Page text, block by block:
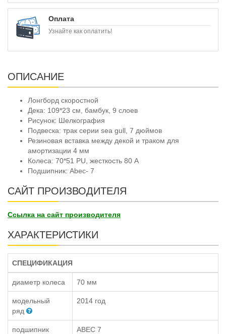
Оплата
Узнайте как оплатить!
ОПИСАНИЕ
Лонгборд скоростной
Дека: 109*23 см, бамбук, 9 слоев
Рисунок: Шелкография
Подвеска: трак серии sea gull, 7 дюймов
Резиновая вставка между декой и траком для
амортизации 4 мм
Колеса: 70*51 PU, жесткость 80 А
Подшипник: Abec- 7
САЙТ ПРОИЗВОДИТЕЛЯ
Ссылка на сайт производителя
ХАРАКТЕРИСТИКИ
СПЕЦИФИКАЦИЯ
диаметр колеса 70 мм
модельный
ряд
2014 год
подшипник ABEC 7